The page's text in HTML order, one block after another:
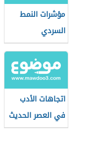
مؤشرات النمط
السردي
اتجاهات الأدب
في العصر الحديث